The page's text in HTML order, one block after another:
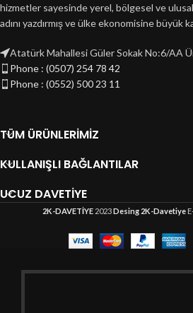
hizmetler sayesinde yerel, bölgesel ve
adını yazdırmış ve ülke ekonomisine büyük
Atatürk Mahallesi Güler Sokak No:6/AA
Phone : (0507) 254 78 42
Phone : (0552) 500 23 11
TÜM ÜRÜNLERIMIZ
KULLANIŞLI BAĞLANTILAR
UCUZ DAVETIYE
2K-DAVETİYE 2023Desing 2K-Davetiye